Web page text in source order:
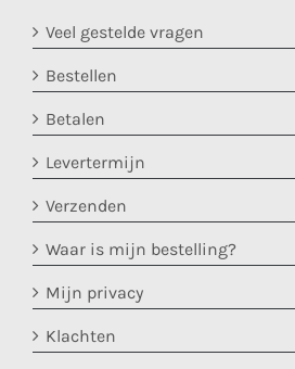
Veel gestelde vragen
Bestellen
Betalen
Levertermijn
Verzenden
Waar is mijn bestelling?
Mijn privacy
Klachten